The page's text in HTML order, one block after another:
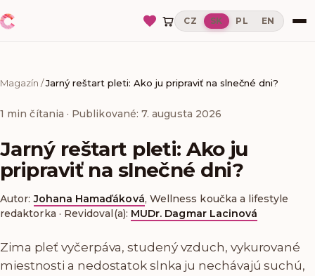
CZ SK PL EN
Magazín /Jarný reštart pleti: Ako ju pripraviť na slnečné dni?
1 min čítania · Publikované: 7. augusta 2026
Jarný reštart pleti: Ako ju
pripraviť na slnečné dni?
Autor: Johana Hamaďáková, Wellness koučka a lifestyle
redaktorka · Revidoval(a): MUDr. Dagmar Lacinová
Zima pleť vyčerpáva, studený vzduch, vykurované
miestnosti a nedostatok slnka ju nechávajú suchú,